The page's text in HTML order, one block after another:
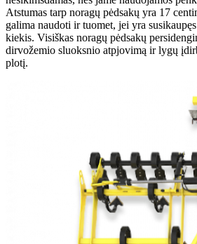
Atstumas tarp noragų pėdsakų yra 17
galima naudoti ir tuomet, jei yra
kiekis. Visiškas noragų pėdsakų
dirvožemio sluoksnio atpjovimą ir lygų
plotį.